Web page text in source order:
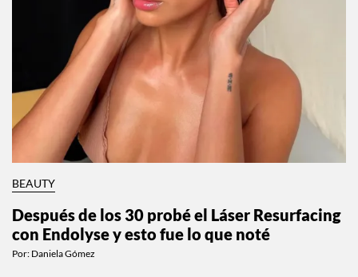
BEAUTY
Después de los 30 probé el Láser Resurfacing
con Endolyse y esto fue lo que noté
Por: Daniela Gómez